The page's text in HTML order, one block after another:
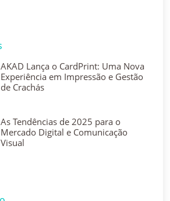
AKAD Lança o CardPrint: Uma Nova
Experiência em Impressão e Gestão
de Crachás
As Tendências de 2025 para o
Mercado Digital e Comunicação
Visual